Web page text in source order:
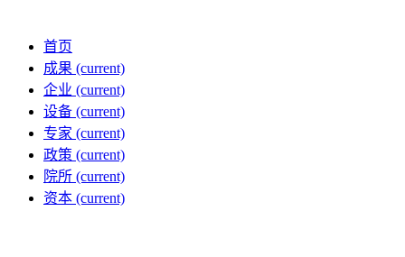
首页
成果 (current)
企业 (current)
设备 (current)
专家 (current)
政策 (current)
院所 (current)
资本 (current)